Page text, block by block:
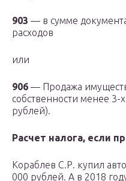
903 — в сумме
расходов
или
906 — Продажа
собственности менее 3-
рублей).
Расчет налога, если
Кораблев С.Р. купил
000 рублей. А в 2018